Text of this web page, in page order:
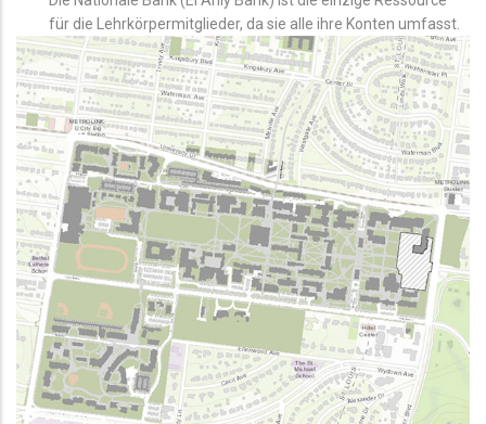
für die Lehrkörpermitglieder, da sie alle ihre Konten umfasst.